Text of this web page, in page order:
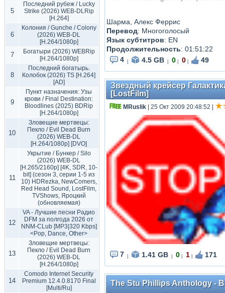
5
Последний рубеж / Lucky
Strike (2026) WEB-DLRip
[H.264]
6
Колония / Gunche / Colony
(2026) WEB-DL
[H.264/1080p]
7
Богатыри (2026) WEBRip
[H.264/1080p]
8
Последний богатырь.
Колобок (2026) TS [H.264]
[AD]
9
Пункт назначения: Узы
крови / Final Destination:
Bloodlines (2025) BDRip
[H.264/1080p]
10
Зловещие мертвецы:
Пекло / Evil Dead Burn
(2026) WEB-DL
[H.264/1080p] [DVO]
11
Укрытие / Бункер / Silo
(2026) WEB-DL
[H.265/2160p] [4K, SDR, 10-
bit] (сезон 3, серии 1-5 из
10) HDRezka, NewComers,
Red Head Sound, LostFilm,
TVShows, Яроцкий
(обновляемая)
12
VA - Лучшие песни Радио
DFM за полгода 2026 от
NNM-CLub [MP3|320 Kbps]
<Pop, Dance, Other>
13
Зловещие мертвецы:
Пекло / Evil Dead Burn
(2026) WEB-DL
[H.264/1080p]
14
Comodo Internet Security
Premium 12.4.0.8170 Final
[Multi/Ru]
Шарма, Алекс Феррис
Перевод: Многоголосый
Язык субтитров: EN
Продолжительность: 01:51:22
4
4.5 GB 0 0 49
Звездный крейсер
[LostFilm]
MRuslik | 25 Окт 2009 20:48:52
7 1.41 GB 0 1 171
The Stu Phillips Anthology -